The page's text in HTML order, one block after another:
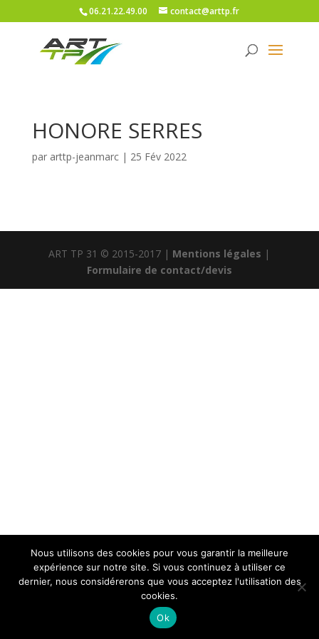
06.21.22.49.00 contact@arttp.fr
HONORE SERRES
par arttp-jeanmarc| 25 Fév 2022
ART TP 31 © 2015-2017 | Mentions légales |
Formulaire de contact/devis
Nous utilisons des cookies pour vous garantir la meilleure
expérience sur notre site. Si vous continuez à utiliser ce
dernier, nous considérerons que vous acceptez l'utilisation des
cookies.
Ok